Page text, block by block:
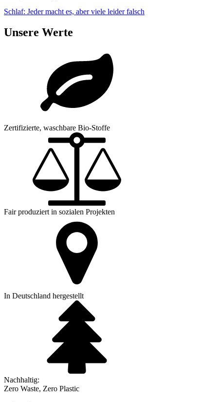
Schlaf: Jeder macht es, aber viele leider falsch
Unsere Werte
Zertifizierte, waschbare Bio-Stoffe
Fair produziert in sozialen Projekten
In Deutschland hergestellt
Nachhaltig:
Zero Waste, Zero Plastic